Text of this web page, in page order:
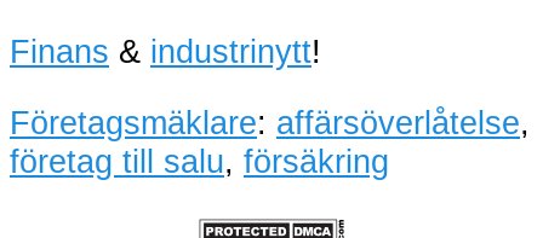
Finans & industrinytt!
Företagsmäklare: affärsöverlåtelse,
företag till salu, försäkring